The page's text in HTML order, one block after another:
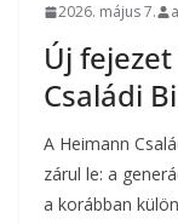
2026. május 7.
Új
Családi
A Heimann
zárul le: a
a korábban